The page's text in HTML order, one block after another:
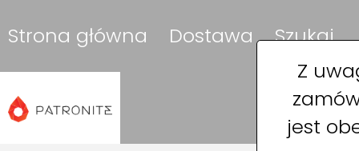
Z
jest
Strona główna Dostawa Szukaj